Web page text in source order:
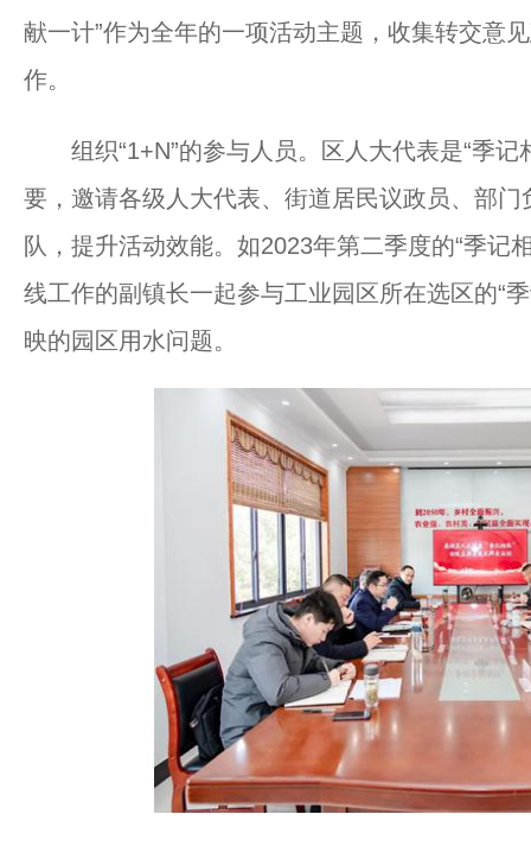
献一计”作为全年的一项活动主题，收集转交意
作。
组织“1+N”的参与人员。区人大代表是“季记
要，邀请各级人大代表、街道居民议政员、部门
队，提升活动效能。如2023年第二季度的“季记
线工作的副镇长一起参与工业园区所在选区的“
映的园区用水问题。